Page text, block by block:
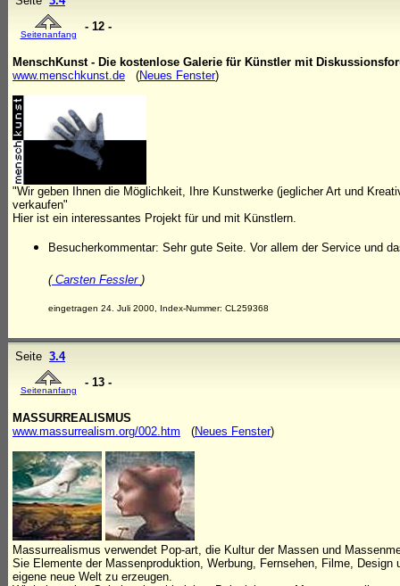
Seitenanfang
- 12 -
MenschKunst - Die kostenlose Galerie für Künstler mit
www.menschkunst.de (Neues Fenster)
"Wir geben Ihnen die Möglichkeit, Ihre Kunstwerke (jeglicher Art und
verkaufen"
Hier ist ein interessantes Projekt für und mit Künstlern.
Besucherkommentar: Sehr gute Seite. Vor allem der Service und
(Carsten Fessler )
eingetragen 24. Juli 2000, Index-Nummer: CL259368
Seite 3.4
Seitenanfang
- 13 -
MASSURREALISMUS
www.massurrealism.org/002.htm (Neues Fenster)
Massurrealismus verwendet Pop-art, die Kultur der Massen und
Sie Elemente der Massenproduktion, Werbung, Fernsehen, Filme,
eigene neue Welt zu erzeugen.